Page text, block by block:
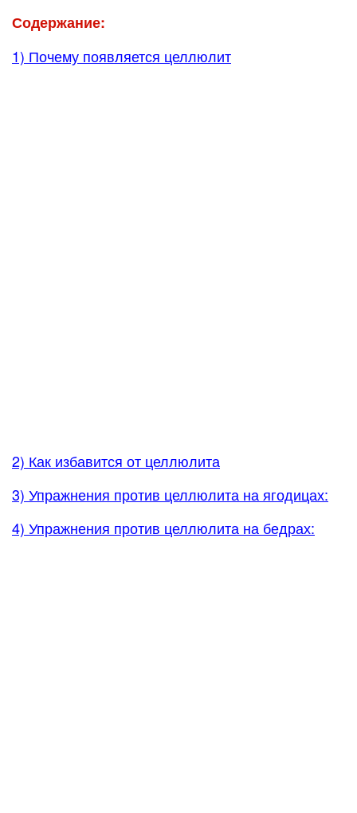
Содержание:
1) Почему появляется целлюлит
2) Как избавится от целлюлита
3) Упражнения против целлюлита на ягодицах:
4) Упражнения против целлюлита на бедрах: